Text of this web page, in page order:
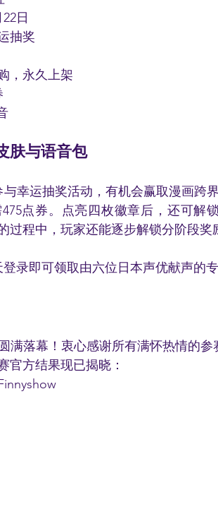
日
抽奖
，永久上架
肤与语音包
幸运抽奖活动，有机会赢取漫画跨
点券。点亮四枚徽章后，还可解
过程中，玩家还能逐步解锁分阶段奖
录即可领取由六位日本声优献声的专
满落幕！衷心感谢所有满怀热情的
官方结果现已揭晓：